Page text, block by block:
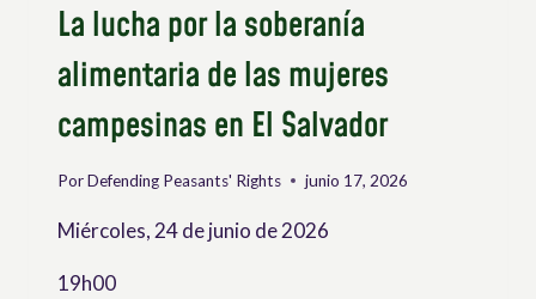
La lucha por la soberanía
alimentaria de las mujeres
campesinas en El Salvador
PorDefending Peasants' Rights junio 17, 2026
Miércoles, 24 de junio de 2026
19h00